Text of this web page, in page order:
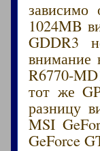
зависимо
1024MB
GDDR3
внимание
R6770-
тот же
разницу
MSI
GeForce